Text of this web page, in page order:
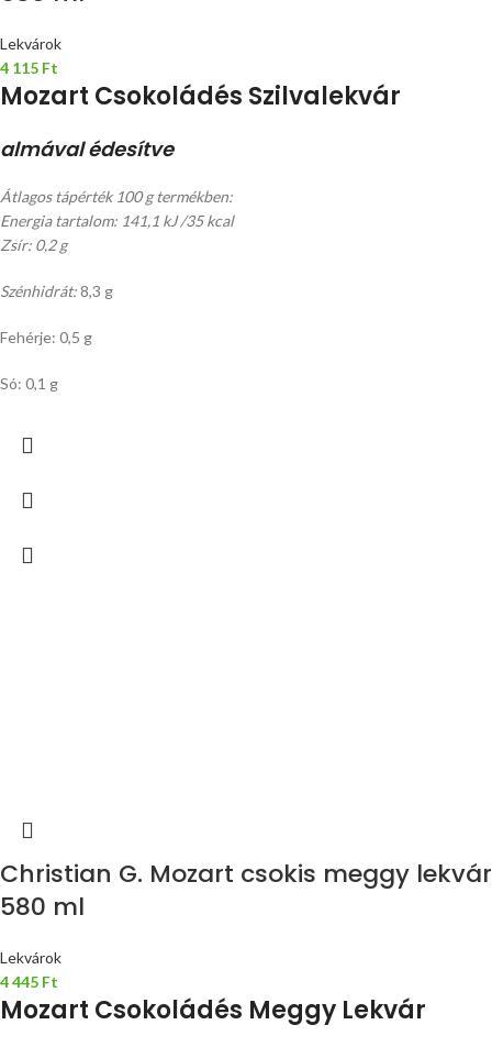
Lekvárok
4 115 Ft
Mozart Csokoládés Szilvalekvár
almával édesítve
Átlagos tápérték 100 g termékben:
Energia tartalom: 141,1 kJ /35 kcal
Zsír: 0,2 g
Szénhidrát:8,3 g
Fehérje: 0,5 g
Só: 0,1 g
Christian G. Mozart csokis meggy lekvár
580 ml
Lekvárok
4 445 Ft
Mozart Csokoládés Meggy Lekvár